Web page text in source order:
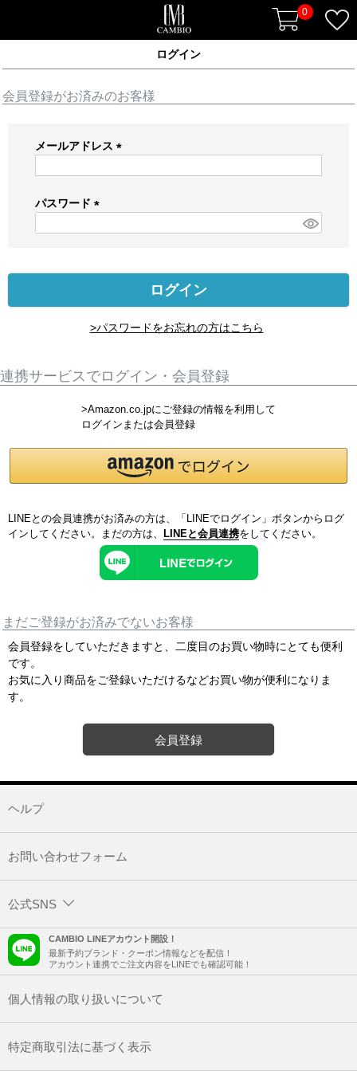
0
ログイン
会員登録がお済みのお客様
メールアドレス
)
パスワード
)
ログイン
>パスワードをお忘れの方はこちら
連携サービスでログイン・会員登録
>Amazon.co.jpにご登録の情報を利用して
ログインまたは会員登録
LINEとの会員連携がお済みの方は、「LINEでログイン」ボタンからログ
インしてください。まだの方は、
LINEと会員連携をしてください。
まだご登録がお済みでないお客様
会員登録をしていただきますと、二度目のお買い物時にとても便利
です。
お気に入り商品をご登録いただけるなどお買い物が便利になりま
す。
会員登録
ヘルプ
お問い合わせフォーム
公式SNS
CAMBIO LINEアカウント開設！
最新予約ブランド・クーポン情報などを配信！
アカウント連携でご注文内容をLINEでも確認可能！
個人情報の取り扱いについて
特定商取引法に基づく表示